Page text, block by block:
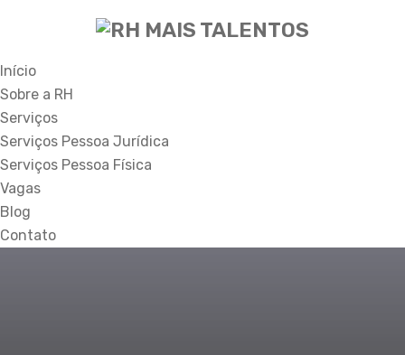
Início
Sobre a RH
Serviços
Serviços Pessoa Jurídica
Serviços Pessoa Física
Vagas
Blog
Contato